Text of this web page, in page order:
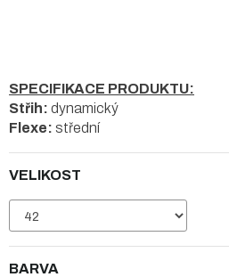
VELIKOST
BARVA
SPECIFIKACE PRODUKTU:
Střih: dynamický
Flexe: střední